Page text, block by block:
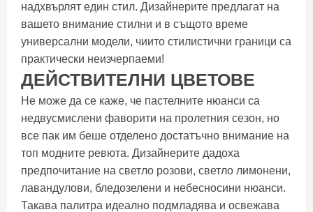
надхвърлят един стил. Дизайнерите предлагат на
вашето внимание стилни и в същото време
универсални модели, чиито стилистични граници са
практически неизчерпаеми!
ДЕЙСТВИТЕЛНИ ЦВЕТОВЕ
Не може да се каже, че пастелните нюанси са
недвусмислени фаворити на пролетния сезон, но
все пак им беше отделено достатъчно внимание на
топ модните ревюта. Дизайнерите дадоха
предпочитание на светло розови, светло лимонени,
лавандулови, бледозелени и небесносини нюанси.
Такава палитра идеално подмладява и освежава